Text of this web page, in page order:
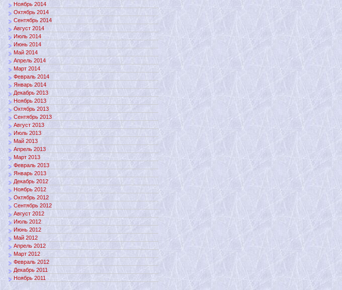
Ноябрь 2014
Октябрь 2014
Сентябрь 2014
Август 2014
Июль 2014
Июнь 2014
Май 2014
Апрель 2014
Март 2014
Февраль 2014
Январь 2014
Декабрь 2013
Ноябрь 2013
Октябрь 2013
Сентябрь 2013
Август 2013
Июль 2013
Май 2013
Апрель 2013
Март 2013
Февраль 2013
Январь 2013
Декабрь 2012
Ноябрь 2012
Октябрь 2012
Сентябрь 2012
Август 2012
Июль 2012
Июнь 2012
Май 2012
Апрель 2012
Март 2012
Февраль 2012
Декабрь 2011
Ноябрь 2011